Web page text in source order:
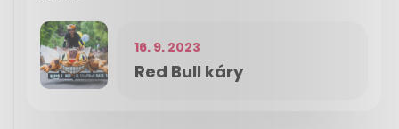
16. 9. 2023
Red Bull káry